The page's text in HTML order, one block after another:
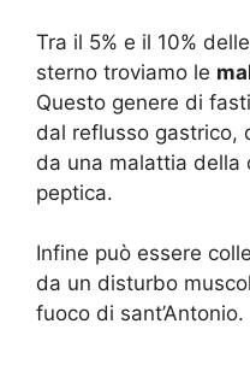
Tra il 5% e il 10%
sterno troviamo le
Questo genere di
dal reflusso gastrico,
da una malattia della
peptica.
Infine può essere
da un disturbo
fuoco di sant’Antonio.